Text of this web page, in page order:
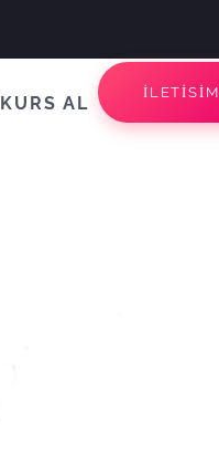
KURS AL
İLETİSİM